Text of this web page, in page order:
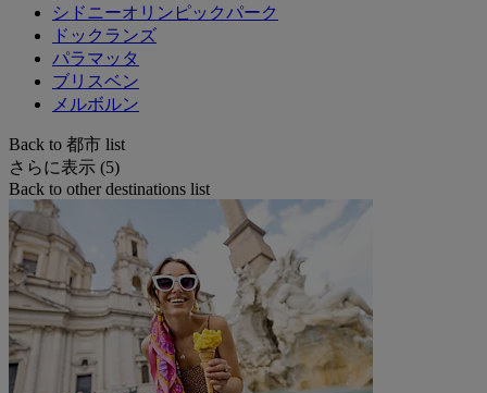
シドニーオリンピックパーク
ドックランズ
パラマッタ
ブリスベン
メルボルン
Back to 都市 list
さらに表示 (5)
Back to other destinations list